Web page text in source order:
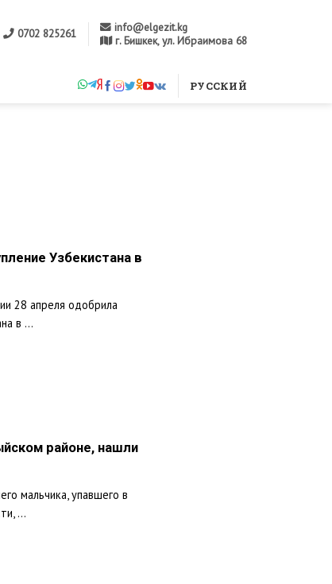
0702 825261
info@elgezit.kg
г. Бишкек, ул. Ибраимова 68
РУССКИЙ
Узбекистана в
28 апреля одобрила
в ...
районе, нашли
мальчика, упавшего в
...